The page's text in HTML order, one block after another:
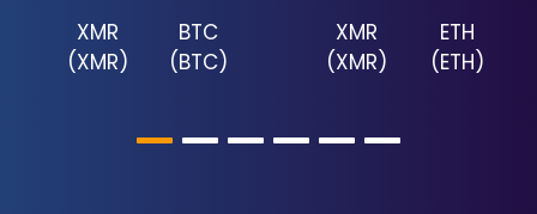
XMR
(XMR)
BTC
(BTC)
XMR
(XMR)
ETH
(ETH)